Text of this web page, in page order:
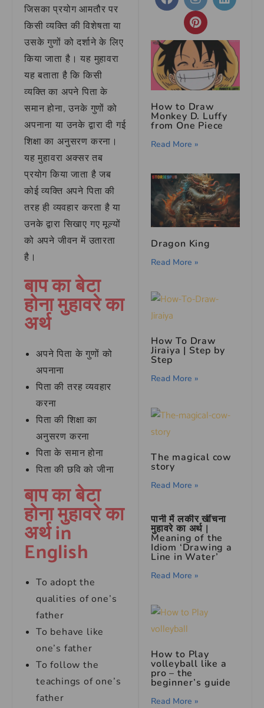
जिसका प्रयोग आमतौर पर
किसी व्यक्ति की विशेषता या
उसके गुणों को दर्शाने के लिए
किया जाता है। यह मुहावरा
यह बताता है कि किसी
व्यक्ति का अपने पिता के
समान होना, उनके गुणों को
अपनाना या उनके द्वारा दी गई
शिक्षा का अनुसरण करना।
यह मुहावरा अक्सर तब
प्रयोग किया जाता है जब
कोई व्यक्ति अपने पिता की
तरह ही व्यवहार करता है या
उनके द्वारा सिखाए गए मूल्यों
को अपने जीवन में उतारता
है।
बाप का बेटा
होना मुहावरे का
अर्थ
अपने पिता के गुणों को
अपनाना
पिता की तरह व्यवहार
करना
पिता की शिक्षा का
अनुसरण करना
पिता के समान होना
पिता की छवि को जीना
बाप का बेटा
होना मुहावरे का
अर्थ in
English
To adopt the
qualities of one’s
father
To behave like
one’s father
To follow the
teachings of one’s
father
How to Draw
Monkey D. Luffy
from One Piece
Read More »
Dragon King
Read More »
How To Draw
Jiraiya | Step by
Step
Read More »
The magical cow
story
Read More »
पानी में लकीर खींचना
मुहावरे का अर्थ |
Meaning of the
Idiom ‘Drawing a
Line in Water’
Read More »
How to Play
volleyball like a
pro – the
beginner’s guide
Read More »